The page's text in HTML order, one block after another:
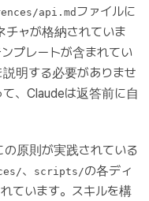
api.mdファイルに
チャが格納されていま
プレートが含まれてい
明する必要がありませ
、Claudeは返答前に自
の原則が実践されている
、 scripts/の各ディ
ています。スキルを構